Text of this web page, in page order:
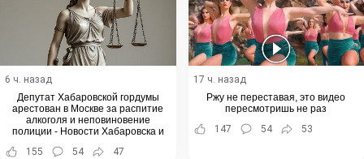
6 ч. назад
Депутат Хабаровской гордумы
арестован в Москве за распитие
алкоголя и неповиновение
полиции - Новости Хабаровска и
155 54 47
17 ч. назад
Ржу не переставая, это видео
пересмотришь не раз
147
54 53